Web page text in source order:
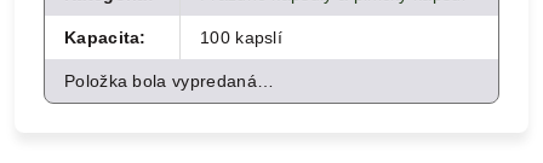
Kapacita: 100 kapslí
Položka bola vypredaná…